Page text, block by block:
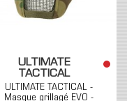
ULTIMATE
TACTICAL
ULTIMATE TACTICAL -
Masque grillagé EVO -